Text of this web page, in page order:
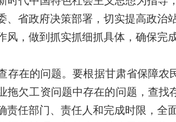
、省政府决策部署，切实提高政治
风，做到抓实抓细抓具体，确保完
存在的问题。要根据甘肃省保障农
拖欠工资问题中存在的问题，查
责任部门、责任人和完成时限，全